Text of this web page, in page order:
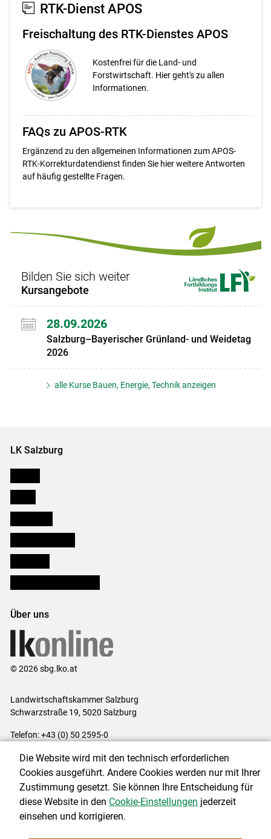
RTK-Dienst APOS
Freischaltung des RTK-Dienstes APOS
Kostenfrei für die Land- und
Forstwirtschaft. Hier geht's zu allen
Informationen.
FAQs zu APOS-RTK
Ergänzend zu den allgemeinen Informationen zum APOS-
RTK-Korrekturdatendienst finden Sie hier weitere Antworten
auf häufig gestellte Fragen.
Bilden Sie sich weiter
Kursangebote
28.09.2026
Salzburg–Bayerischer Grünland- und Weidetag
2026
alle Kurse Bauen, Energie, Technik anzeigen
LK Salzburg
Über uns
© 2026 sbg.lko.at
Landwirtschaftskammer Salzburg
Schwarzstraße 19, 5020 Salzburg
Telefon: +43 (0) 50 2595-0
Impressum|Kontakt|Datenschutzerklärung|Barrierefreiheit|
Cookie-Einstellungen
Die Website wird mit den technisch erforderlichen
Cookies ausgeführt. Andere Cookies werden nur mit Ihrer
Zustimmung gesetzt. Sie können Ihre Entscheidung für
diese Website in den Cookie-Einstellungen jederzeit
einsehen und korrigieren.